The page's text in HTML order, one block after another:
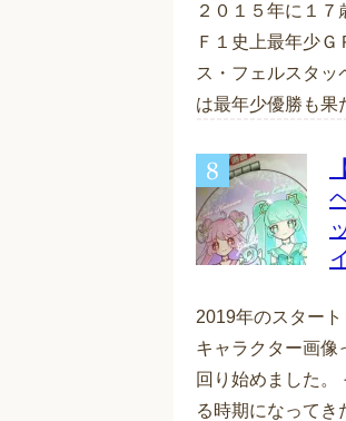
２０１５年に１
Ｆ１史上最年少Ｇ
ス・フェルスタッ
は最年少優勝も果
2019年のスター
キャラクター画像
回り始めました。
る時期になってき